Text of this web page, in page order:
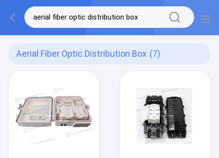
Aerial Fiber Optic Distribution Box (7)